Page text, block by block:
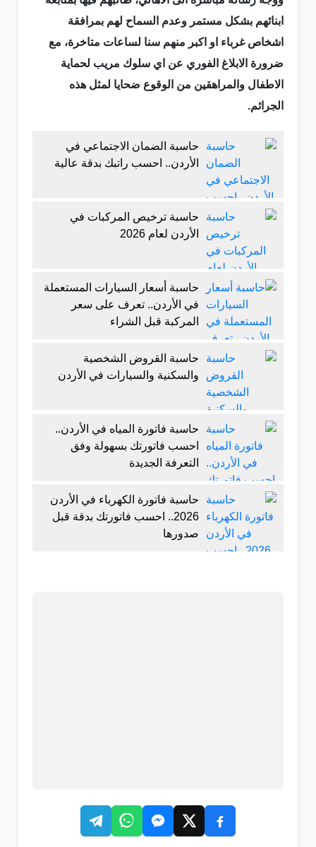
ابنائهم بشكل مستمر وعدم السماح لهم بمرافقة
اشخاص غرباء او اكبر منهم سنا لساعات متاخرة، مع
ضرورة الابلاغ الفوري عن اي سلوك مريب لحماية
الاطفال والمراهقين من الوقوع ضحايا لمثل هذه
الجرائم.
حاسبة الضمان الاجتماعي في
الأردن.. احسب راتبك بدقة عالية
حاسبة ترخيص المركبات في
الأردن لعام 2026
حاسبة أسعار السيارات المستعملة
في الأردن.. تعرف على سعر
المركبة قبل الشراء
حاسبة القروض الشخصية
والسكنية والسيارات في الأردن
حاسبة فاتورة المياه في الأردن..
احسب فاتورتك بسهولة وفق
التعرفة الجديدة
حاسبة فاتورة الكهرباء في الأردن
2026.. احسب فاتورتك بدقة قبل
صدورها